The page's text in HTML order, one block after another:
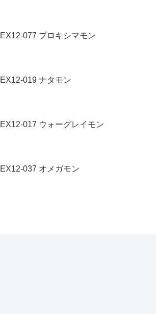
EX12-077 プロキシマモン
EX12-019 ナタモン
EX12-017 ウォーグレイモン
EX12-037 オメガモン